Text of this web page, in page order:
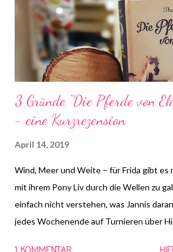
3 Gründe "Die Pferde von
- eine Kurzrezension
April 14, 2019
Wind, Meer und Weite – für Frida gibt es
mit ihrem Pony Liv durch die Wellen zu
einfach nicht verstehen, was Jannis
jedes Wochenende auf Turnieren über